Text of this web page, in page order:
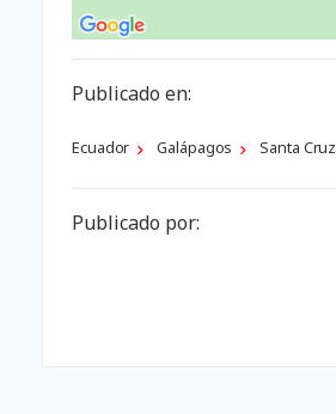
Publicado en:
Ecuador Galápagos Santa Cruz
Publicado por: